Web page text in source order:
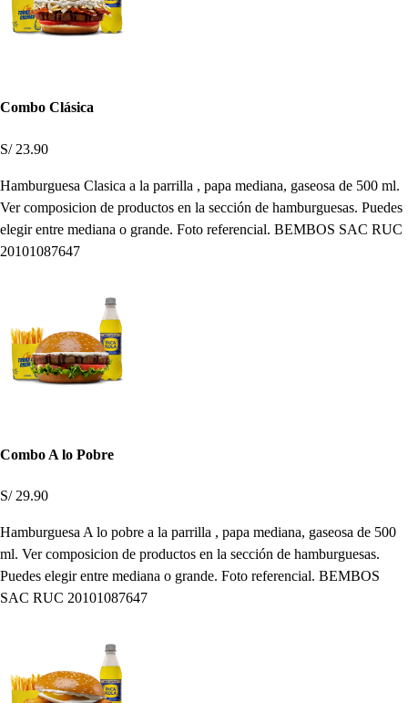
Combo Clásica
S/ 23.90
Hamburguesa Clasica a la parrilla , papa mediana, gaseosa de 500 ml.
Ver composicion de productos en la sección de hamburguesas. Puedes
elegir entre mediana o grande. Foto referencial. BEMBOS SAC RUC
20101087647
Combo A lo Pobre
S/ 29.90
Hamburguesa A lo pobre a la parrilla , papa mediana, gaseosa de 500
ml. Ver composicion de productos en la sección de hamburguesas.
Puedes elegir entre mediana o grande. Foto referencial. BEMBOS
SAC RUC 20101087647